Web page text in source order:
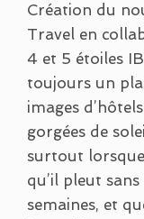
Création du
Travel en
4 et 5 étoiles
toujours un
images
gorgées de
surtout
qu’il pleut
semaines, et